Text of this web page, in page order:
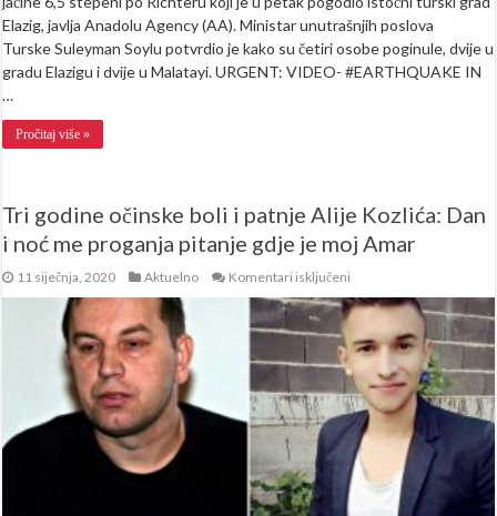
Elazig, javlja Anadolu Agency (AA). Ministar unutrašnjih poslova
Turske Suleyman Soylu potvrdio je kako su četiri osobe poginule, dvije u
gradu Elazigu i dvije u Malatayi. URGENT: VIDEO- #EARTHQUAKE IN
…
Pročitaj više »
Tri godine očinske boli i patnje Alije Kozlića: Dan
i noć me proganja pitanje gdje je moj Amar
11 siječnja, 2020 Aktuelno Komentari isključeni
godine
boli
patnje
Alije
Kozlića:
Dan
noć
me
proganja